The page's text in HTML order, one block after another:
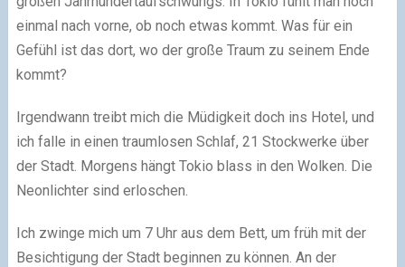
einmal nach vorne, ob noch etwas kommt. Was für ein
Gefühl ist das dort, wo der große Traum zu seinem Ende
kommt?
Irgendwann treibt mich die Müdigkeit doch ins Hotel, und
ich falle in einen traumlosen Schlaf, 21 Stockwerke über
der Stadt. Morgens hängt Tokio blass in den Wolken. Die
Neonlichter sind erloschen.
Ich zwinge mich um 7 Uhr aus dem Bett, um früh mit der
Besichtigung der Stadt beginnen zu können. An der